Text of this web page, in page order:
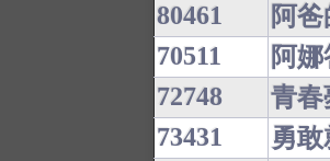
80461
阿
70511
阿
72748
青春
73431
勇